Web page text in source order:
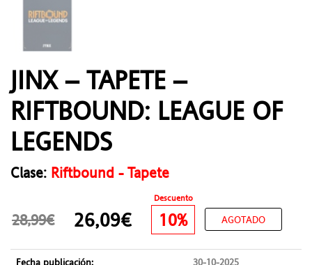
JINX – TAPETE –
RIFTBOUND: LEAGUE OF
LEGENDS
Clase: Riftbound - Tapete
Descuento
28,99€ 26,09€ 10% AGOTADO